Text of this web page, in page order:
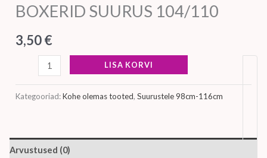
BOXERID SUURUS 104/110
3,50€
LISA KORVI
Kategooriad:Kohe olemas tooted, Suurustele 98cm-116cm
Arvustused (0)